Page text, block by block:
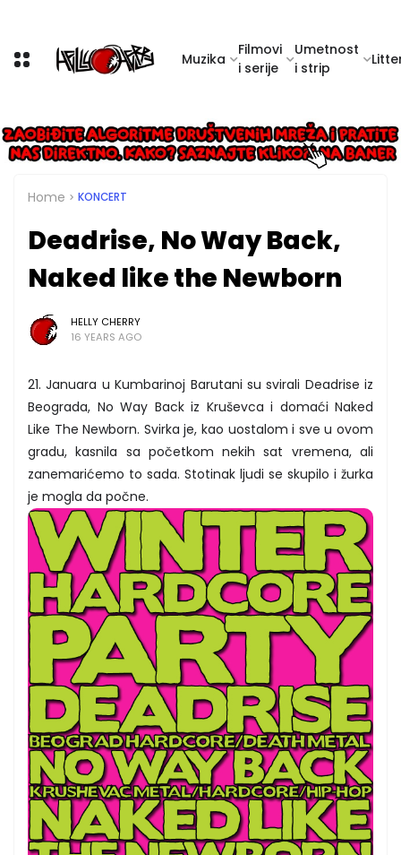
Muzika
Filmovi
i serije
Umetnost
i strip
Home KONCERT
Deadrise, No Way Back,
Naked like the Newborn
HELLY CHERRY
16 YEARS AGO
21. Januara u Kumbarinoj Barutani su svirali Deadrise iz
Beograda, No Way Back iz Kruševca i domaći Naked
Like The Newborn. Svirka je, kao uostalom i sve u ovom
gradu, kasnila sa početkom nekih sat vremena, ali
zanemarićemo to sada. Stotinak ljudi se skupilo i žurka
je mogla da počne.